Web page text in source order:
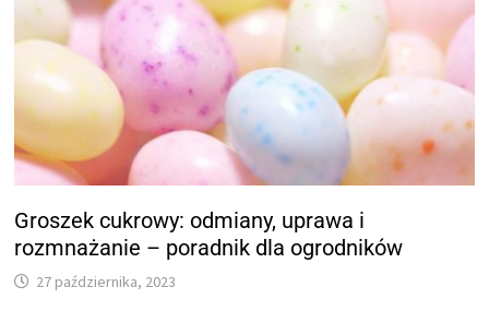
Groszek cukrowy: odmiany, uprawa i
rozmnażanie – poradnik dla ogrodników
27 października, 2023